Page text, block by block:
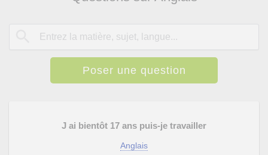
Poser une question
J ai bientôt 17 ans puis-je travailler
Anglais